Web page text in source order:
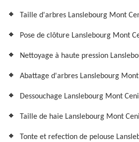
Taille d'arbres Lanslebourg Mont
Pose de clôture Lanslebourg Mont
Nettoyage à haute pression
Abattage d'arbres Lanslebourg
Dessouchage Lanslebourg Mont
Taille de haie Lanslebourg Mont
Tonte et refection de pelouse